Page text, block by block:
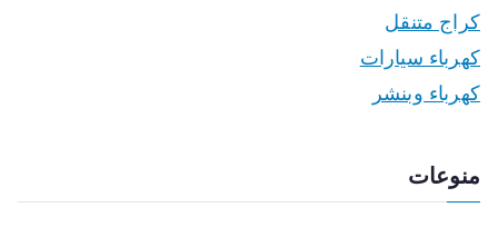
كراج متنقل
كهرباء سيارات
كهرباء وبنشر
منوعات